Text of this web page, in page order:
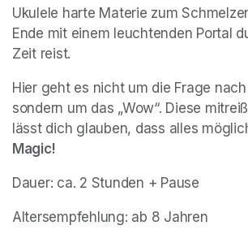
Ukulele harte Materie zum
Ende mit einem leuchtenden Portal
Zeit reist.
Hier geht es nicht um die Frage nach
sondern um das „Wow“. Diese
lässt dich glauben, dass alles
Magic!
Dauer: ca. 2 Stunden + Pause
Altersempfehlung: ab 8 Jahren